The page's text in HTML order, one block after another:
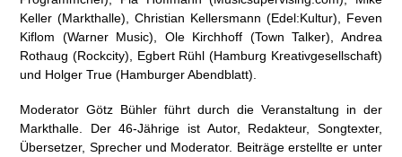
Keller (Markthalle), Christian Kellersmann (Edel:Kultur), Feven
Kiflom (Warner Music), Ole Kirchhoff (Town Talker), Andrea
Rothaug (Rockcity), Egbert Rühl (Hamburg Kreativgesellschaft)
und Holger True (Hamburger Abendblatt).
Moderator Götz Bühler führt durch die Veranstaltung in der
Markthalle. Der 46-Jährige ist Autor, Redakteur, Songtexter,
Übersetzer, Sprecher und Moderator. Beiträge erstellte er unter